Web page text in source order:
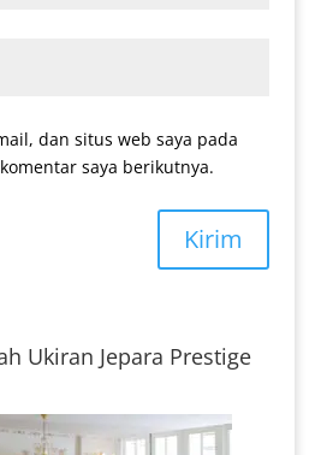
dan situs web saya pada
saya berikutnya.
Kirim
Ukiran Jepara Prestige